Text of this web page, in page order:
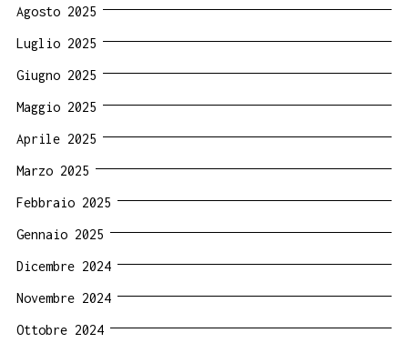
Agosto 2025
Luglio 2025
Giugno 2025
Maggio 2025
Aprile 2025
Marzo 2025
Febbraio 2025
Gennaio 2025
Dicembre 2024
Novembre 2024
Ottobre 2024